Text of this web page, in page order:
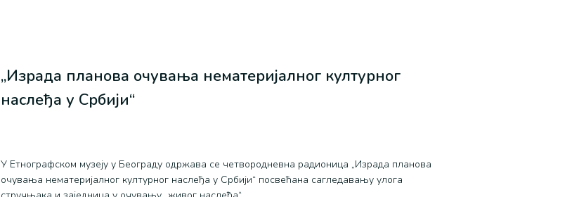
„Израда планова очувања нематеријалног културног
наслеђа у Србији“
У Етнографском музеју у Београду одржава се четвородневна радионицa „Израда планова
очувања нематеријалног културног наслеђа у Србији“ посвећана сагледавању улога